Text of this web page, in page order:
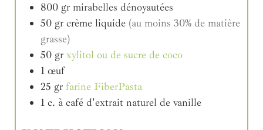
800 gr mirabelles dénoyautées
50 gr crème liquide (au moins 30% de matière
grasse)
50 gr xylitol ou de sucre de coco
1 œuf
25 gr farine FiberPasta
1 c. à café d'extrait naturel de vanille